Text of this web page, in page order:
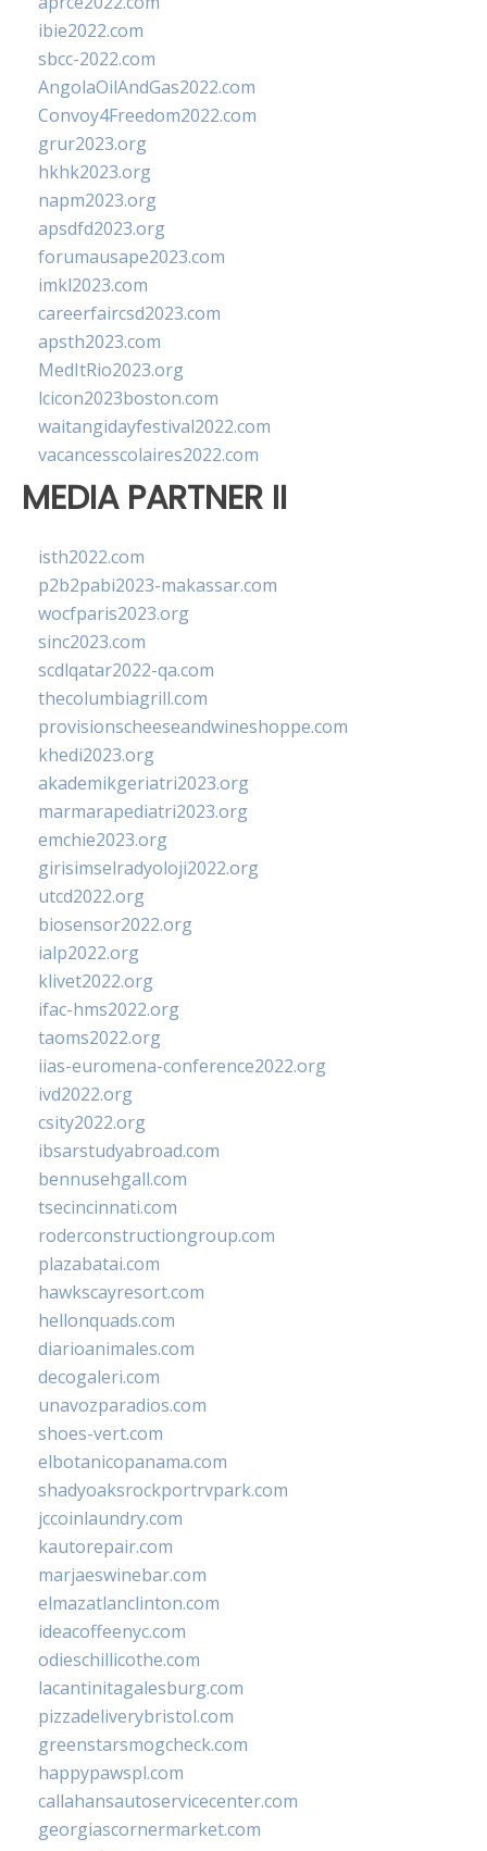
ibie2022.com
sbcc-2022.com
AngolaOilAndGas2022.com
Convoy4Freedom2022.com
grur2023.org
hkhk2023.org
napm2023.org
apsdfd2023.org
forumausape2023.com
imkl2023.com
careerfaircsd2023.com
apsth2023.com
MedItRio2023.org
lcicon2023boston.com
waitangidayfestival2022.com
vacancesscolaires2022.com
MEDIA PARTNER II
isth2022.com
p2b2pabi2023-makassar.com
wocfparis2023.org
sinc2023.com
scdlqatar2022-qa.com
thecolumbiagrill.com
provisionscheeseandwineshoppe.com
khedi2023.org
akademikgeriatri2023.org
marmarapediatri2023.org
emchie2023.org
girisimselradyoloji2022.org
utcd2022.org
biosensor2022.org
ialp2022.org
klivet2022.org
ifac-hms2022.org
taoms2022.org
iias-euromena-conference2022.org
ivd2022.org
csity2022.org
ibsarstudyabroad.com
bennusehgall.com
tsecincinnati.com
roderconstructiongroup.com
plazabatai.com
hawkscayresort.com
hellonquads.com
diarioanimales.com
decogaleri.com
unavozparadios.com
shoes-vert.com
elbotanicopanama.com
shadyoaksrockportrvpark.com
jccoinlaundry.com
kautorepair.com
marjaeswinebar.com
elmazatlanclinton.com
ideacoffeenyc.com
odieschillicothe.com
lacantinitagalesburg.com
pizzadeliverybristol.com
greenstarsmogcheck.com
happypawspl.com
callahansautoservicecenter.com
georgiascornermarket.com